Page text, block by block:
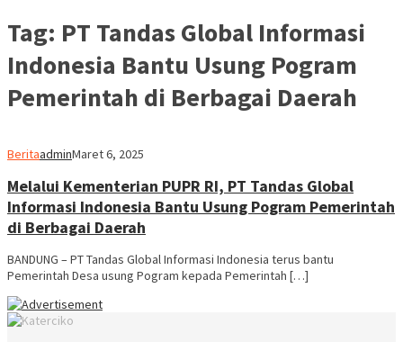
Tag: PT Tandas Global Informasi
Indonesia Bantu Usung Pogram
Pemerintah di Berbagai Daerah
BeritaadminMaret 6, 2025
Melalui Kementerian PUPR RI, PT Tandas Global
Informasi Indonesia Bantu Usung Pogram Pemerintah
di Berbagai Daerah
BANDUNG – PT Tandas Global Informasi Indonesia terus bantu
Pemerintah Desa usung Pogram kepada Pemerintah […]